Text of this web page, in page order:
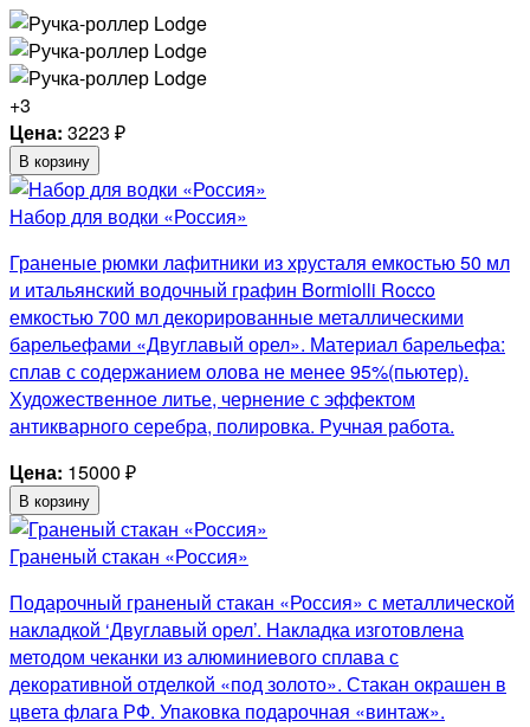
+3
Цена: 3223 ₽
В корзину
Набор для водки «Россия»
Граненые рюмки лафитники из хрусталя емкостью 50 мл
и итальянский водочный графин Bormiolli Rocco
емкостью 700 мл декорированные металлическими
барельефами «Двуглавый орел». Материал барельефа:
сплав с содержанием олова не менее 95%(пьютер).
Художественное литье, чернение с эффектом
антикварного серебра, полировка. Ручная работа.
Цена: 15000 ₽
В корзину
Граненый стакан «Россия»
Подарочный граненый стакан «Россия» с металлической
накладкой ‘Двуглавый орел’. Накладка изготовлена
методом чеканки из алюминиевого сплава с
декоративной отделкой «под золото». Стакан окрашен в
цвета флага РФ. Упаковка подарочная «винтаж».